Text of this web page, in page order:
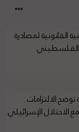
القانونية لمصادرة
الفلسطيني
الالتزامات
الاحتلال الإسرائيلي